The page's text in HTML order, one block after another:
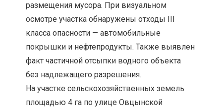
размещения мусора. При визуальном
осмотре участка обнаружены отходы III
класса опасности — автомобильные
покрышки и нефтепродукты. Также выявлен
факт частичной отсыпки водного объекта
без надлежащего разрешения.
На участке сельскохозяйственных земель
площадью 4 га по улице Овцынской